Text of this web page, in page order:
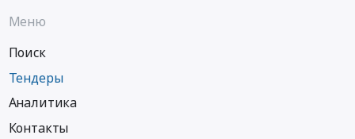
Меню
Поиск
Тендеры
Аналитика
Контакты